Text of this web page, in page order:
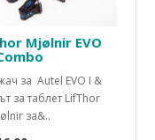
Mjølnir EVO
за Autel EVO I &
за таблет LifThor
за&..